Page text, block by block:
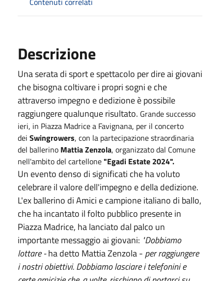
Descrizione
Una serata di sport e spettacolo per dire ai giovani
che bisogna coltivare i propri sogni e che
attraverso impegno e dedizione è possibile
raggiungere qualunque risultato. Grande successo
ieri, in Piazza Madrice a Favignana, per il concerto
dei Swingrowers, con la partecipazione straordinaria
del ballerino Mattia Zenzola, organizzato dal Comune
nell'ambito del cartellone"Egadi Estate 2024".
Un evento denso di significati che ha voluto
celebrare il valore dell'impegno e della dedizione.
L'ex ballerino di Amici e campione italiano di ballo,
che ha incantato il folto pubblico presente in
Piazza Madrice, ha lanciato dal palco un
importante messaggio ai giovani: "Dobbiamo
lottare -ha detto Mattia Zenzola - per raggiungere
i nostri obiettivi. Dobbiamo lasciare i telefonini e